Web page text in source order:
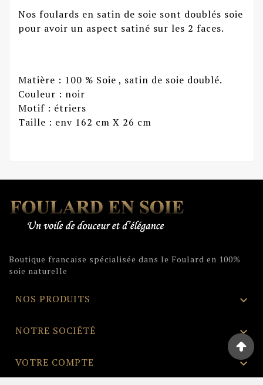
Nos foulards en satin de soie sont doublés soie
pour avoir un aspect satiné sur les 2 faces.
Matière : 100 % Soie , satin de soie doublé.
Couleur : noir
Motif : étriers
Taille : env 162 cm X 26 cm
Boutique francaise spécialisée dans le Foulard en 100%
soie naturelle
NOS PRODUITS 
NOTRE SOCIÉTÉ 
VOTRE COMPTE 